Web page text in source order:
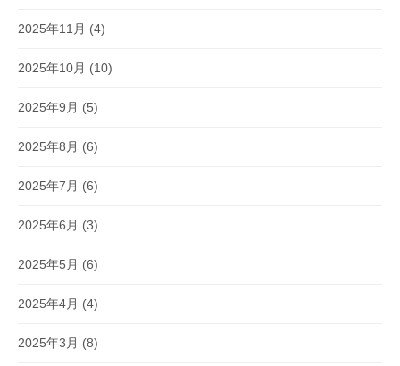
2025年11月 (4)
2025年10月 (10)
2025年9月 (5)
2025年8月 (6)
2025年7月 (6)
2025年6月 (3)
2025年5月 (6)
2025年4月 (4)
2025年3月 (8)